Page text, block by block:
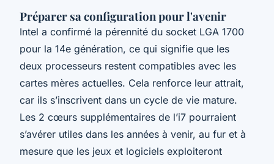
Préparer sa configuration pour l'avenir
Intel a confirmé la pérennité du socket LGA 1700
pour la 14e génération, ce qui signifie que les
deux processeurs restent compatibles avec les
cartes mères actuelles. Cela renforce leur attrait,
car ils s’inscrivent dans un cycle de vie mature.
Les 2 cœurs supplémentaires de l’i7 pourraient
s’avérer utiles dans les années à venir, au fur et à
mesure que les jeux et logiciels exploiteront